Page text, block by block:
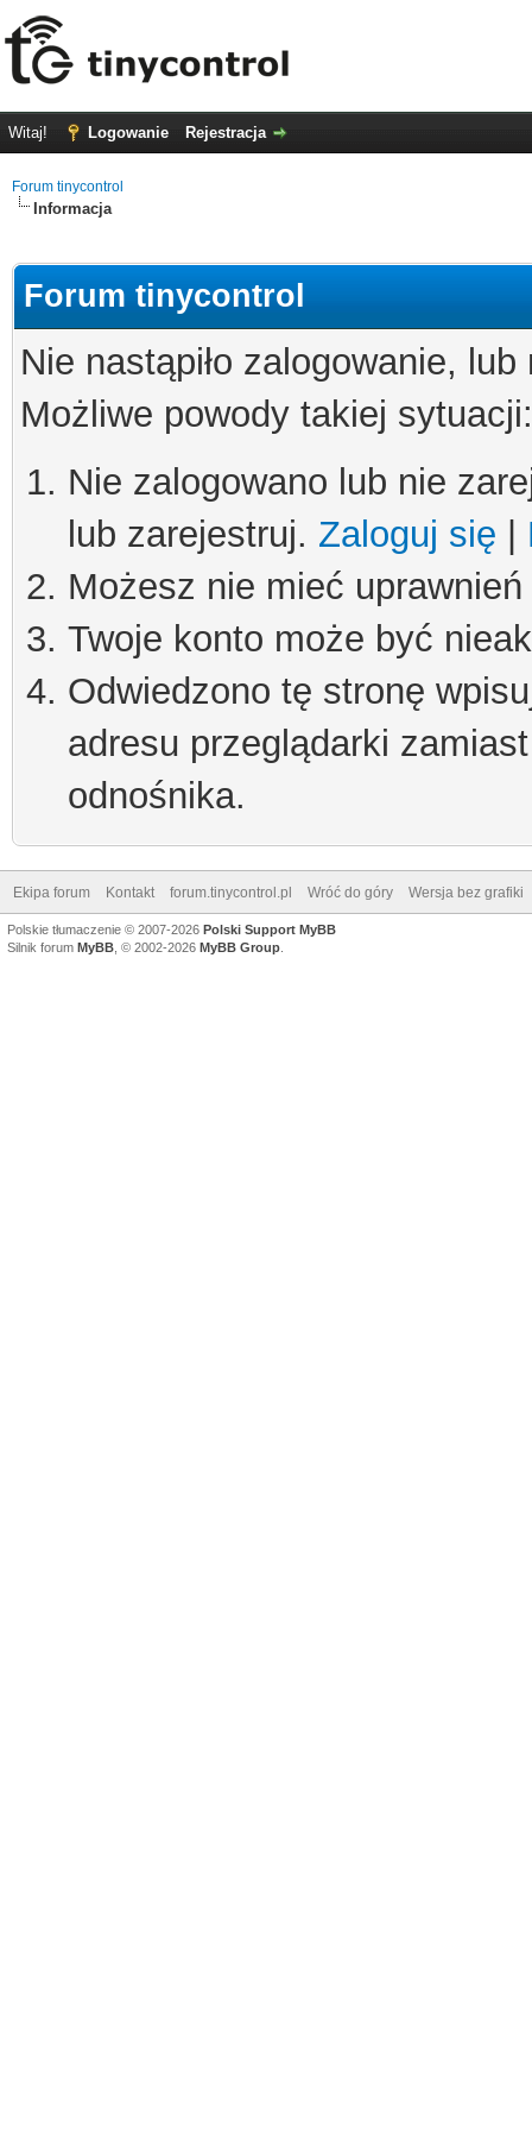
Witaj! Logowanie Rejestracja
Forum tinycontrol
Informacja
Forum tinycontrol
Nie nastąpiło zalogowanie,
Możliwe powody takiej sytuacji:
Nie zalogowano lub nie
lub zarejestruj. Zaloguj się
Możesz nie mieć
Twoje konto może być
Odwiedzono tę stronę
adresu przeglądarki
odnośnika.
Ekipa forum Kontakt forum.tinycontrol.pl Wróć do góry Wersja bez grafiki
Polskie tłumaczenie © 2007-2026 Polski Support MyBB
Silnik forum MyBB , © 2002-2026 MyBB Group